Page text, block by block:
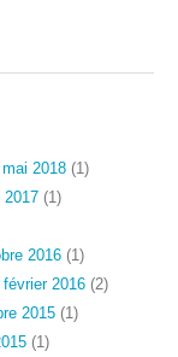
mai 2018 (1)
2017 (1)
2016 (1)
février 2016 (2)
2015 (1)
(1)